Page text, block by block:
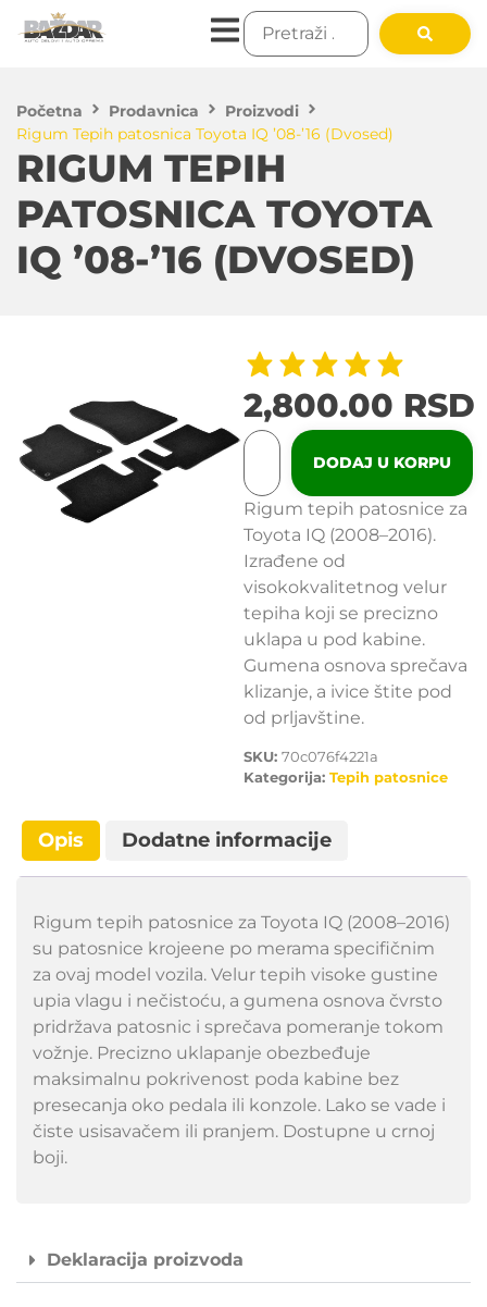
Početna Prodavnica
Proizvodi
Rigum Tepih patosnica Toyota IQ ’08-’16 (Dvosed)
RIGUM TEPIH
PATOSNICA TOYOTA
IQ ’08-’16 (DVOSED)
2,800.00 RSD
DODAJ U KORPU
Rigum tepih patosnice za
Toyota IQ (2008–2016).
Izrađene od
visokokvalitetnog velur
tepiha koji se precizno
uklapa u pod kabine.
Gumena osnova sprečava
klizanje, a ivice štite pod
od prljavštine.
SKU: 70c076f4221a
Kategorija: Tepih patosnice
Opis Dodatne informacije
Rigum tepih patosnice za Toyota IQ (2008–2016)
su patosnice krojeene po merama specifičnim
za ovaj model vozila. Velur tepih visoke gustine
upia vlagu i nečistoću, a gumena osnova čvrsto
pridržava patosnic i sprečava pomeranje tokom
vožnje. Precizno uklapanje obezbeđuje
maksimalnu pokrivenost poda kabine bez
presecanja oko pedala ili konzole. Lako se vade i
čiste usisavačem ili pranjem. Dostupne u crnoj
boji.
Deklaracija proizvoda